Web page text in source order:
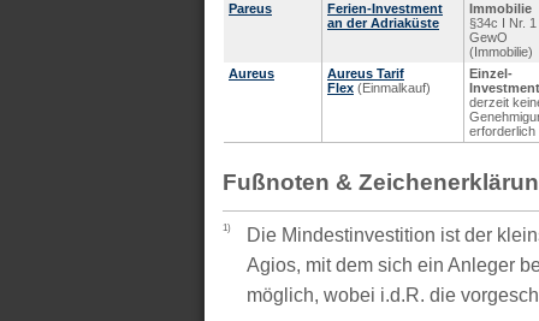
Pareus
Ferien-Investment
an der Adriaküste
Immobilie
§34c I Nr. 1
GewO
(Immobilie)
Aureus
Aureus Tarif
Flex (Einmalkauf)
Einzel-
Investment
derzeit
erforderlich
Fußnoten &
1)
Die Mindestinvestition ist der
Agios, mit dem sich ein Anleger
möglich, wobei i.d.R. die